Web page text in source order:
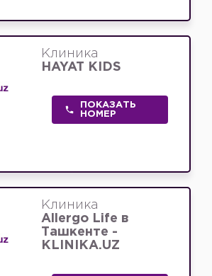
Клиника
HAYAT KIDS
ПОКАЗАТЬ
НОМЕР
Клиника
Allergo Life в
Ташкенте -
KLINIKA.UZ